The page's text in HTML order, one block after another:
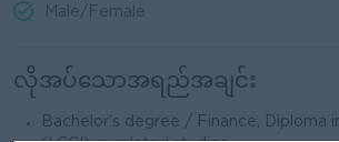
Male/Female
လိုအပ်သောအရည်အချင်း
Bachelor’s degree / Finance, Diploma